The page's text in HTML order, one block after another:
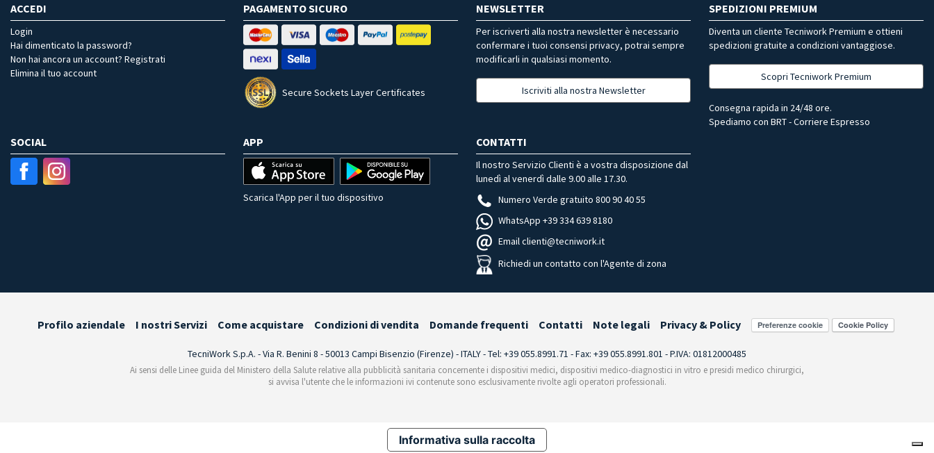
ACCEDI
Login
Hai dimenticato la password?
Non hai ancora un account? Registrati
Elimina il tuo account
PAGAMENTO SICURO
Secure Sockets Layer Certificates
NEWSLETTER
Per iscriverti alla nostra newsletter è necessario
confermare i tuoi consensi privacy, potrai sempre
modificarli in qualsiasi momento.
Iscriviti alla nostra Newsletter
SPEDIZIONI PREMIUM
Diventa un cliente Tecniwork Premium e ottieni
spedizioni gratuite a condizioni vantaggiose.
Scopri Tecniwork Premium
Consegna rapida in 24/48 ore.
Spediamo con BRT - Corriere Espresso
SOCIAL APP
Scarica l'App per il tuo dispositivo
CONTATTI
Il nostro Servizio Clienti è a vostra disposizione dal
lunedì al venerdì dalle 9.00 alle 17.30.
Numero Verde gratuito 800 90 40 55
WhatsApp +39 334 639 8180
Email clienti@tecniwork.it
Richiedi un contatto con l'Agente di zona
Profilo aziendale I nostri Servizi Come acquistare Condizioni di vendita Domande frequenti Contatti Note legali Privacy & Policy Preferenze cookie
TecniWork S.p.A. - Via R. Benini 8 - 50013 Campi Bisenzio (Firenze) - ITALY - Tel: +39 055.8991.71 - Fax: +39 055.8991.801 - P.IVA: 01812000485
Ai sensi delle Linee guida del Ministero della Salute relative alla pubblicità sanitaria concernente i dispositivi medici, dispositivi medico-diagnostici in vitro e presidi medico chirurgici,
si avvisa l'utente che le informazioni ivi contenute sono esclusivamente rivolte agli operatori professionali.
Informativa sulla raccolta